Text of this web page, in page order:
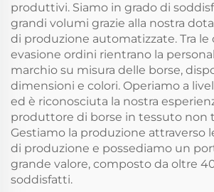
produttivi. Siamo in grado di
grandi volumi grazie alla nostra
di produzione automatizzate. Tra le
evasione ordini rientrano la
marchio su misura delle borse,
dimensioni e colori. Operiamo a
ed è riconosciuta la nostra
produttore di borse in tessuto non
Gestiamo la produzione attraverso
di produzione e possediamo un
grande valore, composto da oltre
soddisfatti.